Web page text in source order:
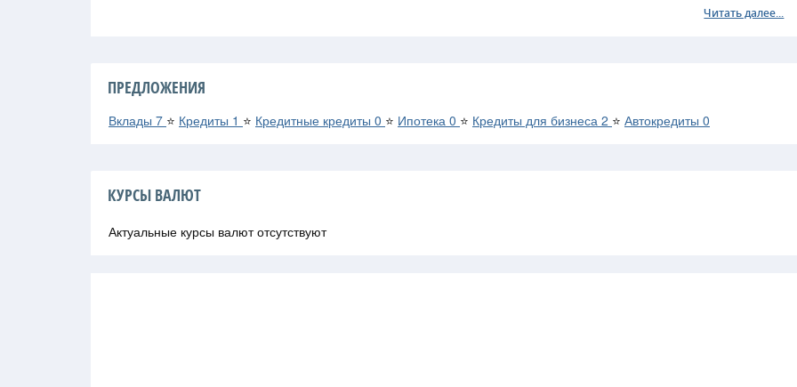
Читать далее...
ПРЕДЛОЖЕНИЯ
Вклады 7 ⭐ Кредиты 1 ⭐ Кредитные кредиты 0 ⭐ Ипотека 0 ⭐ Кредиты для бизнеса 2 ⭐ Автокредиты 0
КУРСЫ ВАЛЮТ
Актуальные курсы валют отсутствуют